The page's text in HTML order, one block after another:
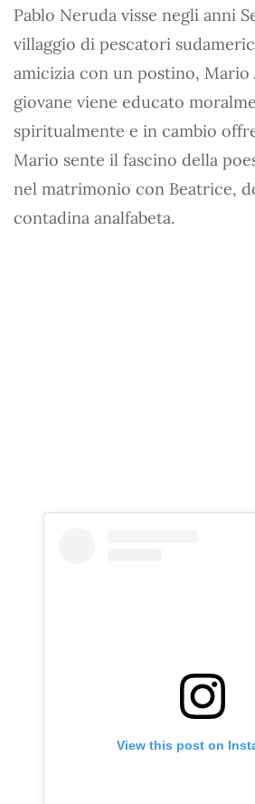
Pablo Neruda visse negli anni
villaggio di pescatori
amicizia con un postino, Mario
giovane viene educato
spiritualmente e in cambio
Mario sente il fascino della
nel matrimonio con Beatrice,
contadina analfabeta.
View this post on